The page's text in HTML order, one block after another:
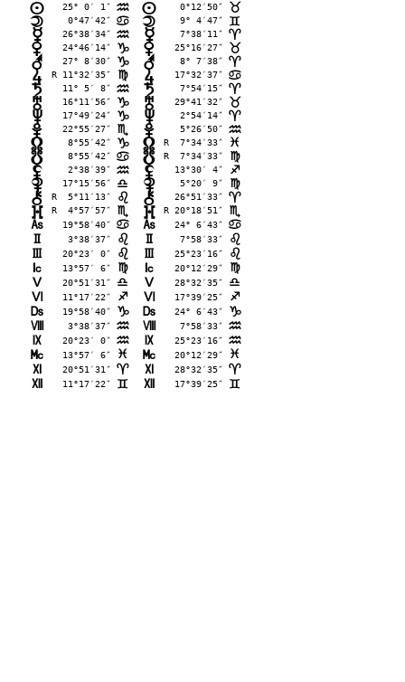
n 25° 0′ 1″ E
o 0°47′42″ >
p 26°38′34″ E
q 24°46′14″ D
r 27° 8′30″ D
s R 11°32′35″ @
t 11° 5′ 8″ E
u 16°11′56″ D
v 17°49′24″ D
w 22°55′27″ B
x 8°55′42″ D
y 8°55′42″ >
z 2°38′39″ E
{ 17°15′56″ A
| R  5°11′13″ ?
} R  4°57′57″ B
G 19°58′40″ >
3°38′37″ ?
20°23′ 0″ ?
J 13°57′ 6″ @
K 20°51′31″ A
L 11°17′22″ C
M 19°58′40″ D
N 3°38′37″ E
O 20°23′ 0″ E
P 13°57′ 6″ F
Q 20°51′31″ ;
R 11°17′22″ =
n 0°12′50″ <
o 9° 4′47″ =
p 7°38′11″ ;
q 25°16′27″ <
r 8° 7′38″ ;
s 17°32′37″ >
t 7°54′15″ ;
u 29°41′32″ <
v 2°54′14″ ;
w 5°26′50″ E
x R  7°34′33″ F
y R  7°34′33″ @
z 13°30′ 4″ C
{ 5°20′ 9″ @
| 26°51′33″ ;
} R 20°18′51″ B
G 24° 6′43″ >
7°58′33″ ?
25°23′16″ ?
J 20°12′29″ @
K 28°32′35″ A
L 17°39′25″ C
M 24° 6′43″ D
N 7°58′33″ E
O 25°23′16″ E
P 20°12′29″ F
Q 28°32′35″ ;
R 17°39′25″ =